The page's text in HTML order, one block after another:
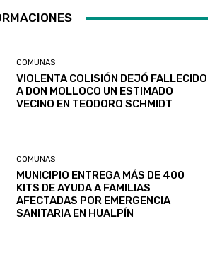
COMUNAS
VIOLENTA COLISIÓN DEJÓ FALLECIDO
A DON MOLLOCO UN ESTIMADO
VECINO EN TEODORO SCHMIDT
COMUNAS
MUNICIPIO ENTREGA MÁS DE 400
KITS DE AYUDA A FAMILIAS
AFECTADAS POR EMERGENCIA
SANITARIA EN HUALPÍN